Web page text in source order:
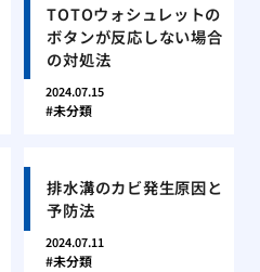
TOTOウォシュレットの
ボタンが反応しない場合
の対処法
2024.07.15
未分類
排水溝のカビ発生原因と
予防法
2024.07.11
未分類